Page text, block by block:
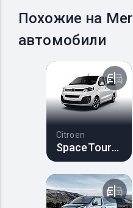
Похожие на
автомобили
Citroen
SpaceTourer